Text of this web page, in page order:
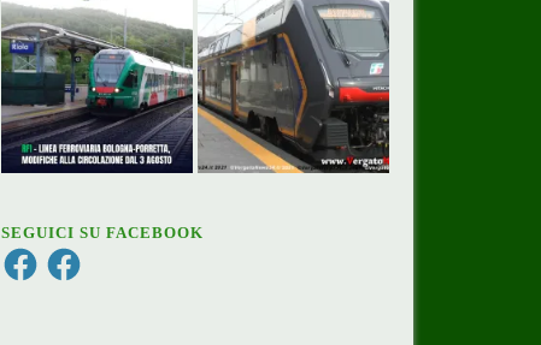
SEGUICI SU FACEBOOK
FacebookFacebook